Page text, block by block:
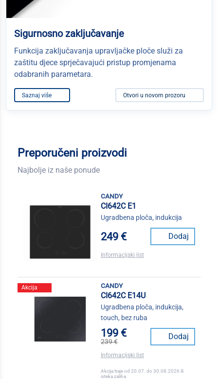
Sigurnosno zaključavanje
Funkcija zaključavanja upravljačke ploče služi za
zaštitu djece sprječavajući pristup promjenama
odabranih parametara.
Saznaj više Otvori u novom prozoru
Preporučeni proizvodi
Najbolje iz naše ponude
candy
CI642C E1
Ugradbena ploča, indukcija
249 € Dodaj
Informacijski list
Akcija
candy
CI642C E14U
Ugradbena ploča, indukcija,
touch, bez ruba
199 €
239 €
Dodaj
Informacijski list
Akcija traje od 20.07. do 30.08.2026 ili
isteka zaliha